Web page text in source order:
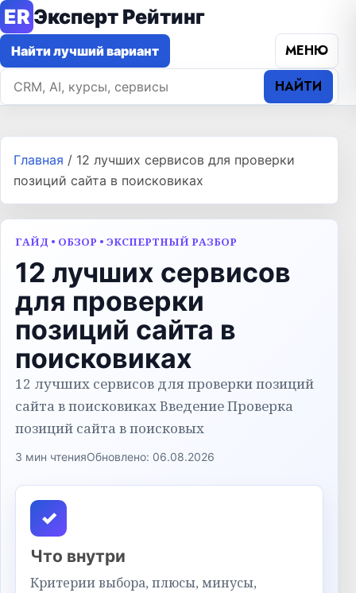
ERЭксперт Рейтинг
НАЙТИ
Найти лучший вариант МЕНЮ
Главная / 12 лучших сервисов для проверки
позиций сайта в поисковиках
ГАЙД • ОБЗОР • ЭКСПЕРТНЫЙ РАЗБОР
12 лучших сервисов
для проверки
позиций сайта в
поисковиках
12 лучших сервисов для проверки позиций
сайта в поисковиках Введение Проверка
позиций сайта в поисковых
3 мин чтенияОбновлено: 06.08.2026
✓
Что внутри
Критерии выбора, плюсы, минусы,